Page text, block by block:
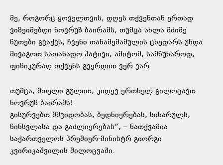
მე, როგორც ყოველთვის, დღეს თქვენთან ერთად
ვიზეიმებდი ნოვრუზ ბაირამს, თუმცა ახლა მძიმე
წუთები გვაქვს, ჩვენი თანამემამულის ცხედარს უნდა
მივაგოთ სათანადო პატივი, ამიტომ, სამწუხაროდ,
ფიზიკურად თქვენს გვერდით ვერ ვარ.
თუმცა, მთელი გულით, კიდევ ერთხელ გილოცავთ
ნოვრუზ ბაირამს!
გისურვებთ მშვიდობას, ბედნიერებას, სიხარულს,
წინსვლასა და გაძლიერებას”, – ნათქვამია
საქართველოს პრემიერ-მინისტრ გიორგი
კვირიკაშვილის მილოცვაში.